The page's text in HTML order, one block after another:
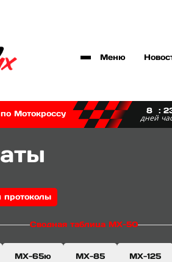
Мотокроссу 8
дней
:
Меню
Сводная таблица МХ-50
МХ-65ю МХ-85 МХ-125